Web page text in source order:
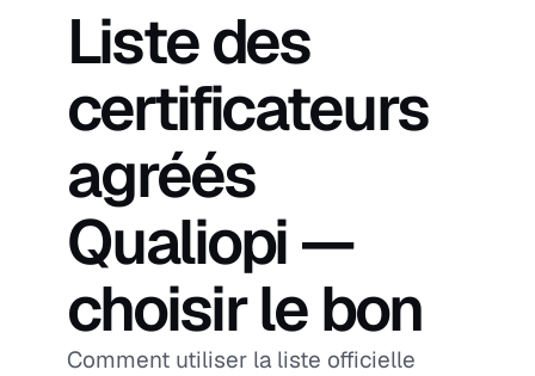
Liste des
certificateurs
agréés
Qualiopi —
choisir le bon
Comment utiliser la liste officielle